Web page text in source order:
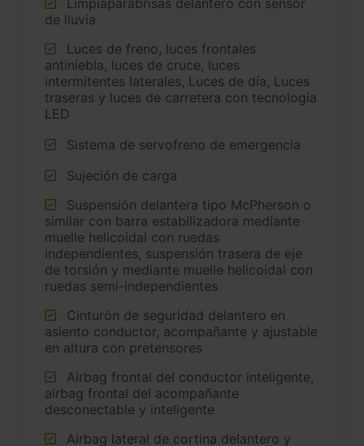
de lluvia
antiniebla, luces de cruce, luces
intermitentes laterales, Luces de día, Luces
traseras y luces de carretera con tecnología
LED
Sistema de servofreno de emergencia
Sujeción de carga
similar con barra estabilizadora mediante
muelle helicoidal con ruedas
independientes, suspensión trasera de eje
de torsión y mediante muelle helicoidal con
ruedas semi-independientes
asiento conductor, acompañante y ajustable
en altura con pretensores
airbag frontal del acompañante
desconectable y inteligente